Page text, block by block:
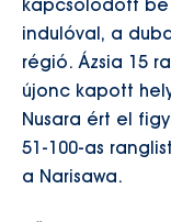
kapcsolódott be
indulóval, a
régió. Ázsia 15
újonc kapott
Nusara ért el
51-100-as
a Narisawa.